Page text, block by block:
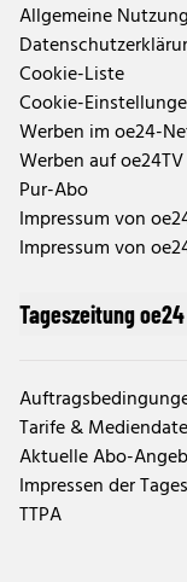
Allgemeine
Cookie-Liste
Cookie-
Werben im oe24-
Werben auf oe24TV
Pur-Abo
Impressum von
Impressum von
Tageszeitung oe24
Tarife &
Aktuelle Abo-
Impressen der
TTPA